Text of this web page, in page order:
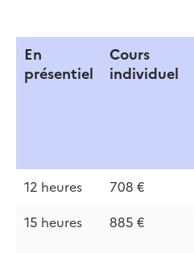
En
présentiel
Cours
individuel
12 heures 708 €
15 heures
885 €